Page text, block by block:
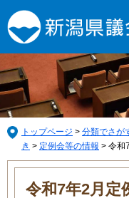
ー
ジ
の
先
頭
で
す。
ニ
ュ
ー
を
飛
ば
し
て
トップページ > 分類でさが
き > 定例会等の情報 > 令和
本
令和7年2月定